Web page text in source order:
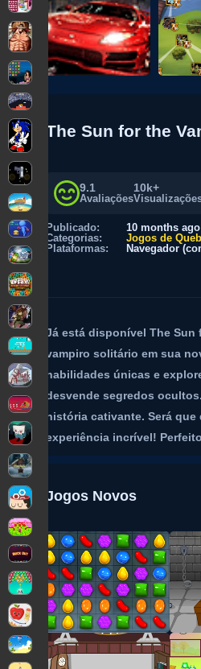
The Sun for the
9.1
Avaliações
10k+
Publicado:
10 months ago
Categorias:
Jogos de
Plataformas:
Navegador
Já está disponível The
vampiro solitário em sua
habilidades únicas e
desvende segredos
história cativante. Será
experiência incrível!
Jogos Novos